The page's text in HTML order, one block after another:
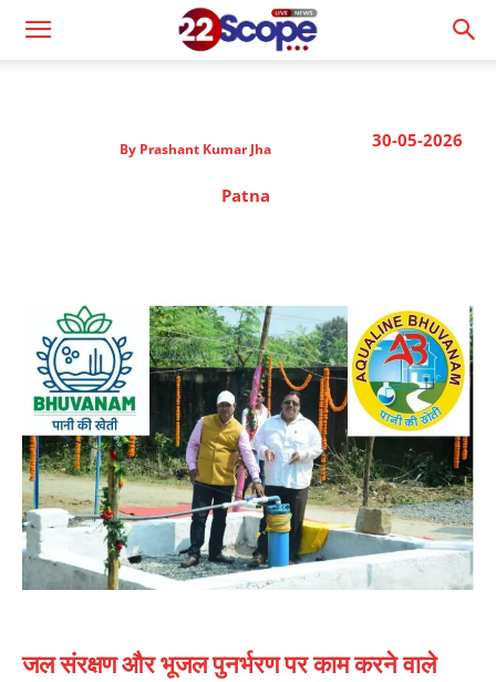
30-05-2026
By Prashant Kumar Jha
Patna
जल संरक्षण और भूजल पुनर्भरण पर काम करने वाले